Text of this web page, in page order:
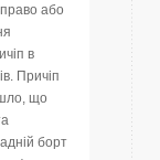
або
в
Причіп
що
борт